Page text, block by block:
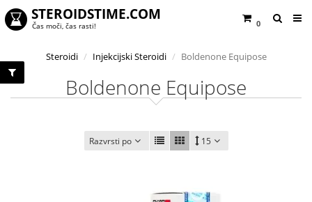
0
STEROIDSTIME.COM
Čas moči, čas rasti!
Steroidi Injekcijski Steroidi Boldenone Equipose
Boldenone Equipose
Razvrsti po 15